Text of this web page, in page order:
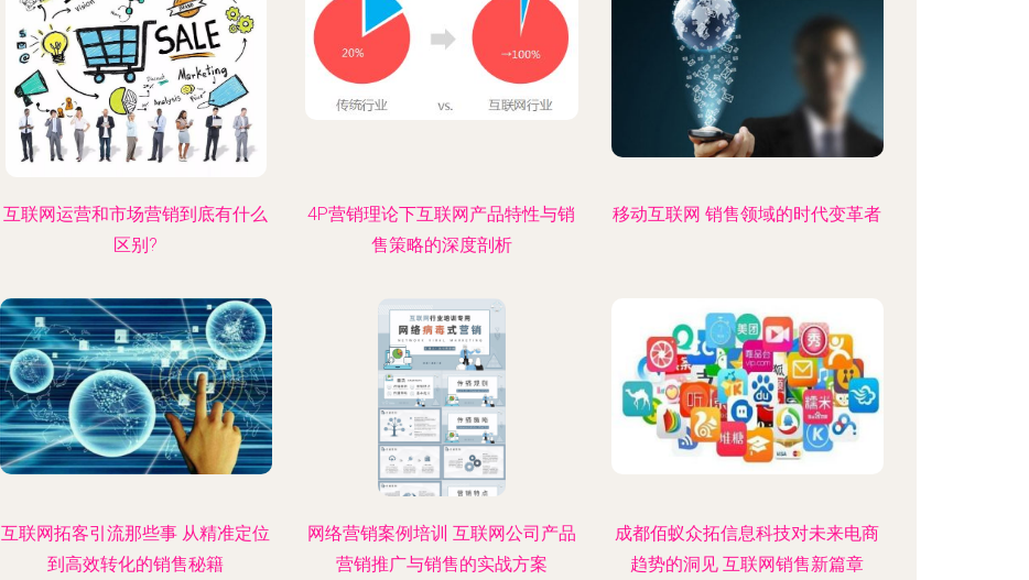
互联网运营和市场营销到底有什么
区别?
4P营销理论下互联网产品特性与销
售策略的深度剖析
移动互联网 销售领域的时代变革者
互联网拓客引流那些事 从精准定位
到高效转化的销售秘籍
网络营销案例培训 互联网公司产品
营销推广与销售的实战方案
成都佰蚁众拓信息科技对未来电商
趋势的洞见 互联网销售新篇章